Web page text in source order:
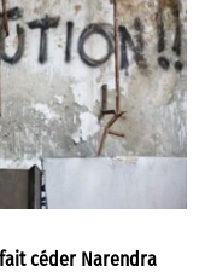
céder Narendra